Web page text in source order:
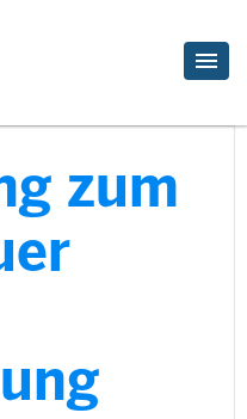
zum